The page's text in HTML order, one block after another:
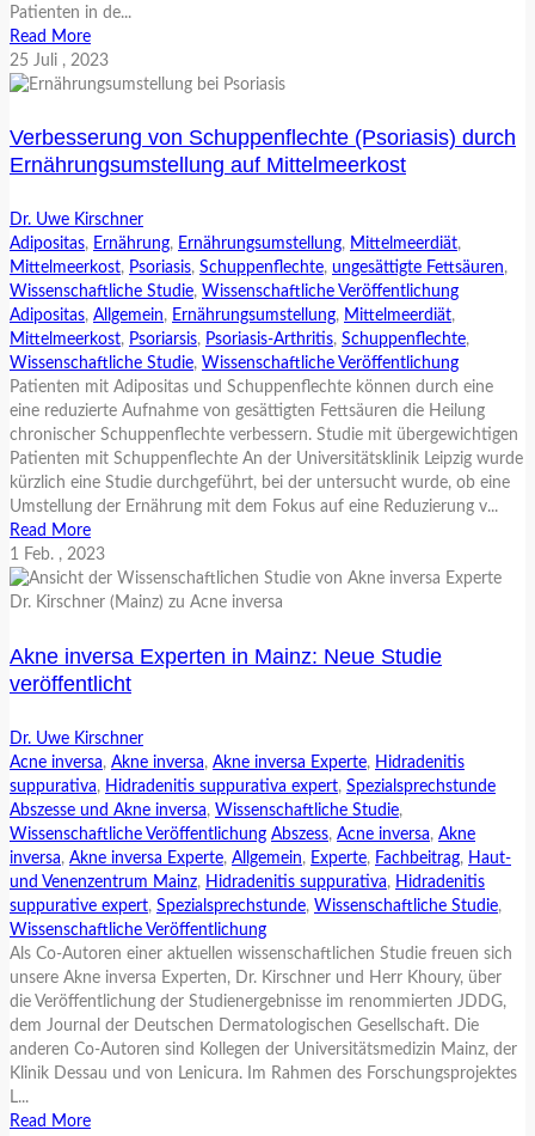
Patienten in de...
Read More
25 Juli , 2023
Verbesserung von Schuppenflechte (Psoriasis) durch
Ernährungsumstellung auf Mittelmeerkost
Dr. Uwe Kirschner
Adipositas, Ernährung, Ernährungsumstellung, Mittelmeerdiät,
Mittelmeerkost, Psoriasis, Schuppenflechte, ungesättigte Fettsäuren,
Wissenschaftliche Studie, Wissenschaftliche Veröffentlichung
Adipositas, Allgemein, Ernährungsumstellung, Mittelmeerdiät,
Mittelmeerkost, Psoriarsis, Psoriasis-Arthritis, Schuppenflechte,
Wissenschaftliche Studie, Wissenschaftliche Veröffentlichung
Patienten mit Adipositas und Schuppenflechte können durch eine
eine reduzierte Aufnahme von gesättigten Fettsäuren die Heilung
chronischer Schuppenflechte verbessern. Studie mit übergewichtigen
Patienten mit Schuppenflechte An der Universitätsklinik Leipzig wurde
kürzlich eine Studie durchgeführt, bei der untersucht wurde, ob eine
Umstellung der Ernährung mit dem Fokus auf eine Reduzierung v...
Read More
1 Feb. , 2023
Akne inversa Experten in Mainz: Neue Studie
veröffentlicht
Dr. Uwe Kirschner
Acne inversa, Akne inversa, Akne inversa Experte, Hidradenitis
suppurativa, Hidradenitis suppurativa expert, Spezialsprechstunde
Abszesse und Akne inversa, Wissenschaftliche Studie,
Wissenschaftliche Veröffentlichung Abszess, Acne inversa, Akne
inversa, Akne inversa Experte, Allgemein, Experte, Fachbeitrag, Haut-
und Venenzentrum Mainz, Hidradenitis suppurativa, Hidradenitis
suppurative expert, Spezialsprechstunde, Wissenschaftliche Studie,
Wissenschaftliche Veröffentlichung
Als Co-Autoren einer aktuellen wissenschaftlichen Studie freuen sich
unsere Akne inversa Experten, Dr. Kirschner und Herr Khoury, über
die Veröffentlichung der Studienergebnisse im renommierten JDDG,
dem Journal der Deutschen Dermatologischen Gesellschaft. Die
anderen Co-Autoren sind Kollegen der Universitätsmedizin Mainz, der
Klinik Dessau und von Lenicura. Im Rahmen des Forschungsprojektes
L...
Read More